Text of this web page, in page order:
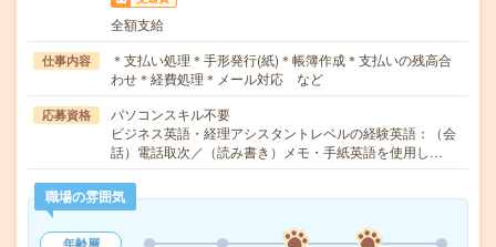
全額支給
仕事内容
＊支払い処理＊手形発行(紙)＊帳簿作成＊支払いの残高合
わせ＊経費処理＊メール対応 など
応募資格
パソコンスキル不要
ビジネス英語・経理アシスタントレベルの経験英語：（会
話）電話取次／（読み書き）メモ・手紙英語を使用し…
職場の雰囲気
年齢層